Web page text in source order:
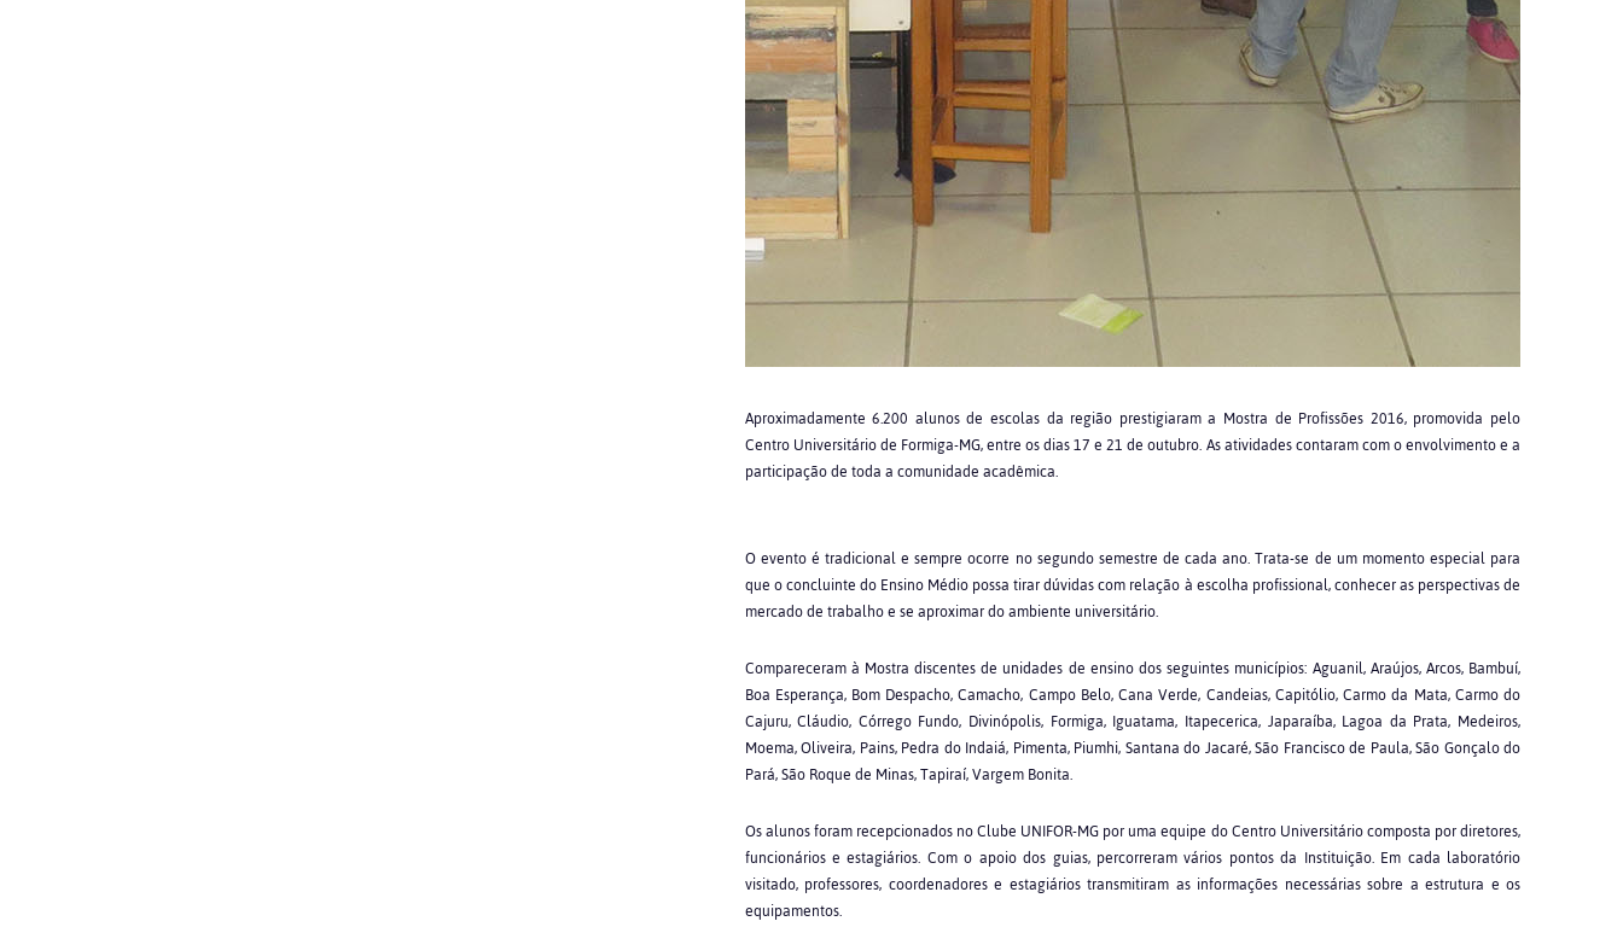
Aproximadamente 6.200 alunos de escolas da região prestigiaram a Mostra de Profissões 2016, promovida pelo
Centro Universitário de Formiga-MG, entre os dias 17 e 21 de outubro. As atividades contaram com o envolvimento e a
participação de toda a comunidade acadêmica.
O evento é tradicional e sempre ocorre no segundo semestre de cada ano. Trata-se de um momento especial para
que o concluinte do Ensino Médio possa tirar dúvidas com relação à escolha profissional, conhecer as perspectivas de
mercado de trabalho e se aproximar do ambiente universitário.
Compareceram à Mostra discentes de unidades de ensino dos seguintes municípios: Aguanil, Araújos, Arcos, Bambuí,
Boa Esperança, Bom Despacho, Camacho, Campo Belo, Cana Verde, Candeias, Capitólio, Carmo da Mata, Carmo do
Cajuru, Cláudio, Córrego Fundo, Divinópolis, Formiga, Iguatama, Itapecerica, Japaraíba, Lagoa da Prata, Medeiros,
Moema, Oliveira, Pains, Pedra do Indaiá, Pimenta, Piumhi, Santana do Jacaré, São Francisco de Paula, São Gonçalo do
Pará, São Roque de Minas, Tapiraí, Vargem Bonita.
Os alunos foram recepcionados no Clube UNIFOR-MG por uma equipe do Centro Universitário composta por diretores,
funcionários e estagiários. Com o apoio dos guias, percorreram vários pontos da Instituição. Em cada laboratório
visitado, professores, coordenadores e estagiários transmitiram as informações necessárias sobre a estrutura e os
equipamentos.